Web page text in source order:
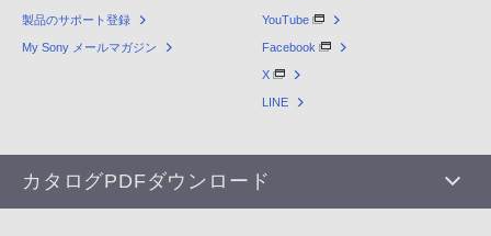
製品のサポート登録
My Sony メールマガジン
YouTube
Facebook
X
LINE
カタログPDFダウンロード